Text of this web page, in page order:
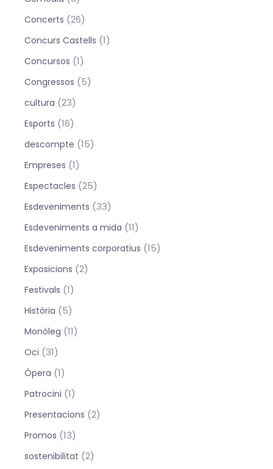
Concerts (26)
Concurs Castells (1)
Concursos (1)
Congressos (5)
cultura (23)
Esports (16)
descompte (15)
Empreses (1)
Espectacles (25)
Esdeveniments (33)
Esdeveniments a mida (11)
Esdeveniments corporatius (15)
Exposicions (2)
Festivals (1)
Història (5)
Monòleg (11)
Oci (31)
Òpera (1)
Patrocini (1)
Presentacions (2)
Promos (13)
sostenibilitat (2)